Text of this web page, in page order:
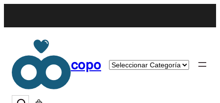
copo
Categorías
Search